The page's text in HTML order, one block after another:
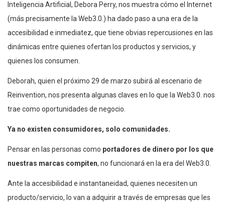
Inteligencia Artificial, Debora Perry, nos muestra cómo el Internet
(más precisamente la Web3.0.) ha dado paso a una era de la
accesibilidad e inmediatez, que tiene obvias repercusiones en las
dinámicas entre quienes ofertan los productos y servicios, y
quienes los consumen.
Deborah, quien el próximo 29 de marzo subirá al escenario de
Reinvention, nos presenta algunas claves en lo que la Web3.0. nos
trae como oportunidades de negocio.
Ya no existen consumidores, solo comunidades.
Pensar en las personas como portadores de dinero por los que
nuestras marcas compiten, no funcionará en la era del Web3.0.
Ante la accesibilidad e instantaneidad, quienes necesiten un
producto/servicio, lo van a adquirir a través de empresas que les